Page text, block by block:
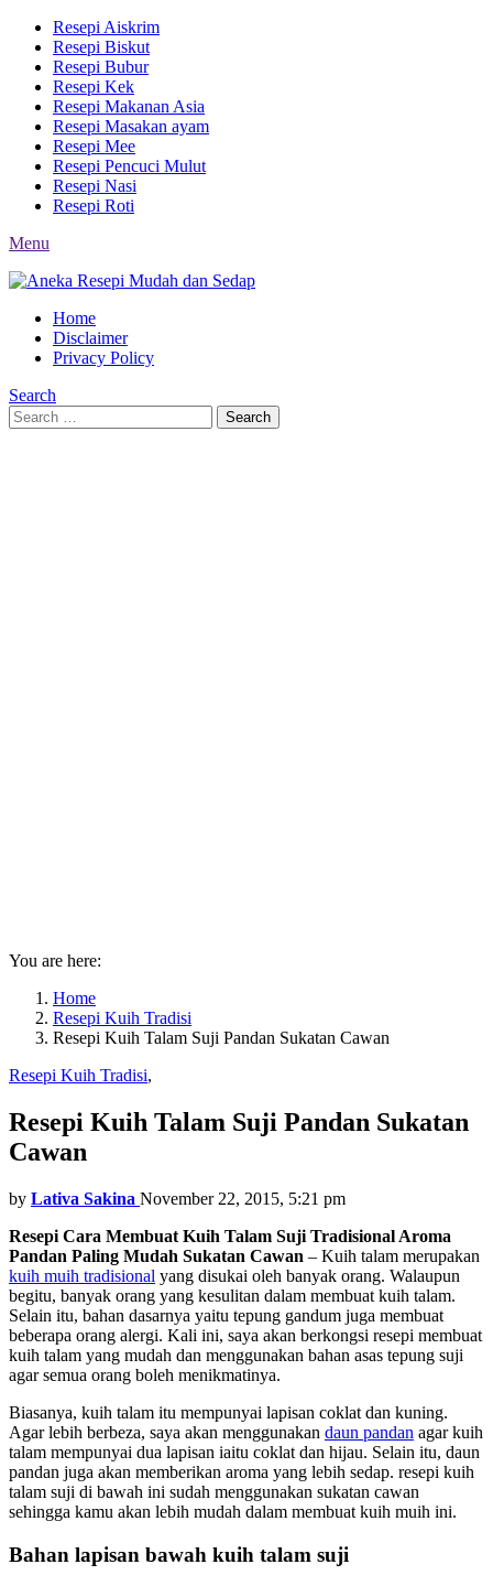
Resepi Aiskrim
Resepi Biskut
Resepi Bubur
Resepi Kek
Resepi Makanan Asia
Resepi Masakan ayam
Resepi Mee
Resepi Pencuci Mulut
Resepi Nasi
Resepi Roti
Menu
Home
Disclaimer
Privacy Policy
Search
Search
for:
Search
You are here:
Home
Resepi Kuih Tradisi
Resepi Kuih Talam Suji Pandan Sukatan Cawan
Resepi Kuih Tradisi,
Resepi Kuih Talam Suji Pandan Sukatan
Cawan
by Lativa Sakina November 22, 2015, 5:21 pm
Resepi Cara Membuat Kuih Talam Suji Tradisional Aroma
Pandan Paling Mudah Sukatan Cawan – Kuih talam merupakan
kuih muih tradisional yang disukai oleh banyak orang. Walaupun
begitu, banyak orang yang kesulitan dalam membuat kuih talam.
Selain itu, bahan dasarnya yaitu tepung gandum juga membuat
beberapa orang alergi. Kali ini, saya akan berkongsi resepi membuat
kuih talam yang mudah dan menggunakan bahan asas tepung suji
agar semua orang boleh menikmatinya.
Biasanya, kuih talam itu mempunyai lapisan coklat dan kuning.
Agar lebih berbeza, saya akan menggunakan daun pandan agar kuih
talam mempunyai dua lapisan iaitu coklat dan hijau. Selain itu, daun
pandan juga akan memberikan aroma yang lebih sedap. resepi kuih
talam suji di bawah ini sudah menggunakan sukatan cawan
sehingga kamu akan lebih mudah dalam membuat kuih muih ini.
Bahan lapisan bawah kuih talam suji